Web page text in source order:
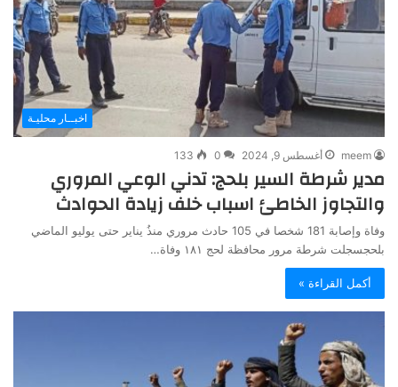
اخبــار محليـة
meem أغسطس 9, 2024 0
133
مدير شرطة السير بلحج: تدني الوعي المروري
والتجاوز الخاطئ اسباب خلف زيادة الحوادث
وفاة وإصابة 181 شخصا في 105 حادث مروري منذُ يناير حتى يوليو الماضي
بلحجسجلت شرطة مرور محافظة لحج ١٨١ وفاة…
أكمل القراءة »